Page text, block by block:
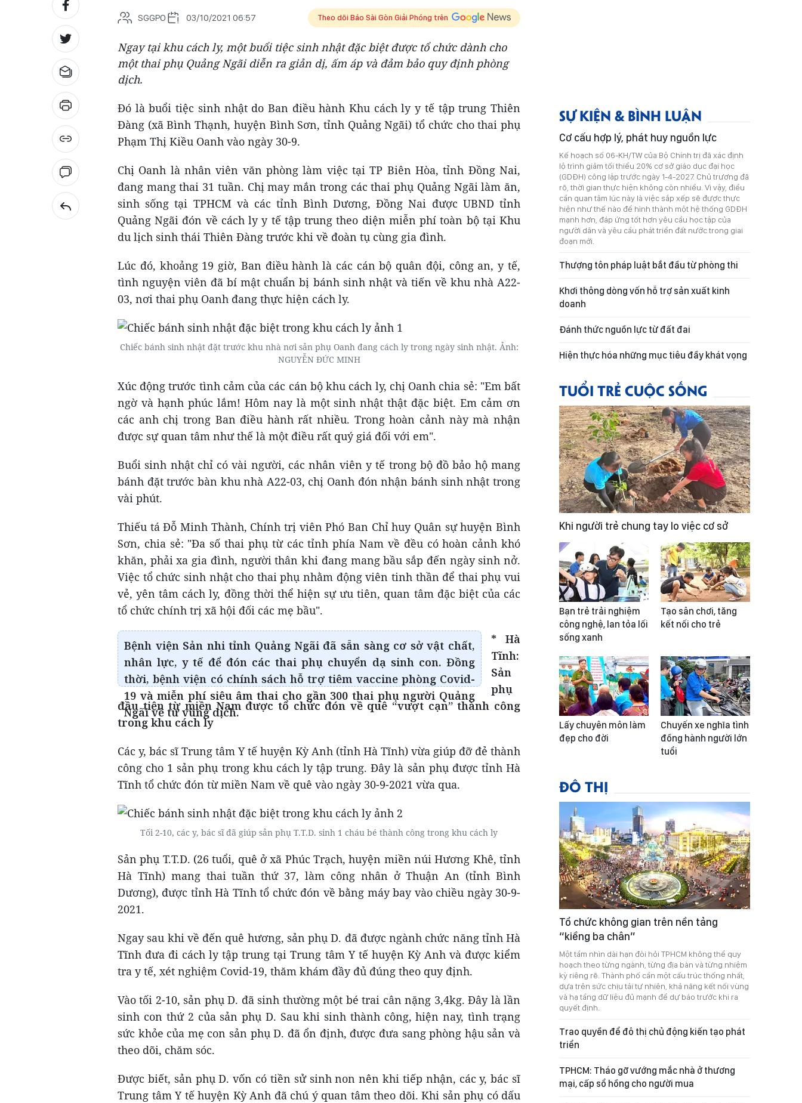
SGGPO 03/10/2021 06:57 Theo dõi Báo Sài Gòn Giải Phóng trên
Ngay tại khu cách ly, một buổi tiệc sinh nhật đặc biệt được tổ chức dành cho
một thai phụ Quảng Ngãi diễn ra giản dị, ấm áp và đảm bảo quy định phòng
dịch.
Đó là buổi tiệc sinh nhật do Ban điều hành Khu cách ly y tế tập trung Thiên
Đàng (xã Bình Thạnh, huyện Bình Sơn, tỉnh Quảng Ngãi) tổ chức cho thai phụ
Phạm Thị Kiều Oanh vào ngày 30-9.
Chị Oanh là nhân viên văn phòng làm việc tại TP Biên Hòa, tỉnh Đồng Nai,
đang mang thai 31 tuần. Chị may mắn trong các thai phụ Quảng Ngãi làm ăn,
sinh sống tại TPHCM và các tỉnh Bình Dương, Đồng Nai được UBND tỉnh
Quảng Ngãi đón về cách ly y tế tập trung theo diện miễn phí toàn bộ tại Khu
du lịch sinh thái Thiên Đàng trước khi về đoàn tụ cùng gia đình.
Lúc đó, khoảng 19 giờ, Ban điều hành là các cán bộ quân đội, công an, y tế,
tình nguyện viên đã bí mật chuẩn bị bánh sinh nhật và tiến về khu nhà A22-
03, nơi thai phụ Oanh đang thực hiện cách ly.
Chiếc bánh sinh nhật đặt trước khu nhà nơi sản phụ Oanh đang cách ly trong ngày sinh nhật. Ảnh:
NGUYỄN ĐỨC MINH
Xúc động trước tình cảm của các cán bộ khu cách ly, chị Oanh chia sẻ: "Em bất
ngờ và hạnh phúc lắm! Hôm nay là một sinh nhật thật đặc biệt. Em cảm ơn
các anh chị trong Ban điều hành rất nhiều. Trong hoàn cảnh này mà nhận
được sự quan tâm như thế là một điều rất quý giá đối với em".
Buổi sinh nhật chỉ có vài người, các nhân viên y tế trong bộ đồ bảo hộ mang
bánh đặt trước bàn khu nhà A22-03, chị Oanh đón nhận bánh sinh nhật trong
vài phút.
Thiếu tá Đỗ Minh Thành, Chính trị viên Phó Ban Chỉ huy Quân sự huyện Bình
Sơn, chia sẻ: "Đa số thai phụ từ các tỉnh phía Nam về đều có hoàn cảnh khó
khăn, phải xa gia đình, người thân khi đang mang bầu sắp đến ngày sinh nở.
Việc tổ chức sinh nhật cho thai phụ nhằm động viên tinh thần để thai phụ vui
vẻ, yên tâm cách ly, đồng thời thể hiện sự ưu tiên, quan tâm đặc biệt của các
tổ chức chính trị xã hội đối các mẹ bầu".
Bệnh viện Sản nhi tỉnh Quảng Ngãi đã sẵn sàng cơ sở vật chất,
nhân lực, y tế để đón các thai phụ chuyển dạ sinh con. Đồng
thời, bệnh viện có chính sách hỗ trợ tiêm vaccine phòng Covid-
19 và miễn phí siêu âm thai cho gần 300 thai phụ người Quảng
Ngãi về từ vùng dịch.
* Hà
Tĩnh:
Sản
phụ
đầu tiên từ miền Nam được tổ chức đón về quê “vượt cạn” thành công
trong khu cách ly
Các y, bác sĩ Trung tâm Y tế huyện Kỳ Anh (tỉnh Hà Tĩnh) vừa giúp đỡ đẻ thành
công cho 1 sản phụ trong khu cách ly tập trung. Đây là sản phụ được tỉnh Hà
Tĩnh tổ chức đón từ miền Nam về quê vào ngày 30-9-2021 vừa qua.
Tối 2-10, các y, bác sĩ đã giúp sản phụ T.T.D. sinh 1 cháu bé thành công trong khu cách ly
Sản phụ T.T.D. (26 tuổi, quê ở xã Phúc Trạch, huyện miền núi Hương Khê, tỉnh
Hà Tĩnh) mang thai tuần thứ 37, làm công nhân ở Thuận An (tỉnh Bình
Dương), được tỉnh Hà Tĩnh tổ chức đón về bằng máy bay vào chiều ngày 30-9-
2021.
Ngay sau khi về đến quê hương, sản phụ D. đã được ngành chức năng tỉnh Hà
Tĩnh đưa đi cách ly tập trung tại Trung tâm Y tế huyện Kỳ Anh và được kiểm
tra y tế, xét nghiệm Covid-19, thăm khám đầy đủ đúng theo quy định.
Vào tối 2-10, sản phụ D. đã sinh thường một bé trai cân nặng 3,4kg. Đây là lần
sinh con thứ 2 của sản phụ D. Sau khi sinh thành công, hiện nay, tình trạng
sức khỏe của mẹ con sản phụ D. đã ổn định, được đưa sang phòng hậu sản và
theo dõi, chăm sóc.
Được biết, sản phụ D. vốn có tiền sử sinh non nên khi tiếp nhận, các y, bác sĩ
Trung tâm Y tế huyện Kỳ Anh đã chú ý quan tâm theo dõi. Khi sản phụ có dấu
SỰ KIỆN & BÌNH LUẬN
Cơ cấu hợp lý, phát huy nguồn lực
Kế hoạch số 06-KH/TW của Bộ Chính trị đã xác định
lộ trình giảm tối thiểu 20% cơ sở giáo dục đại học
(GDĐH) công lập trước ngày 1-4-2027. Chủ trương đã
rõ, thời gian thực hiện không còn nhiều. Vì vậy, điều
cần quan tâm lúc này là việc sắp xếp sẽ được thực
hiện như thế nào để hình thành một hệ thống GDĐH
mạnh hơn, đáp ứng tốt hơn yêu cầu học tập của
người dân và yêu cầu phát triển đất nước trong giai
đoạn mới.
Thượng tôn pháp luật bắt đầu từ phòng thi
Khơi thông dòng vốn hỗ trợ sản xuất kinh
doanh
Đánh thức nguồn lực từ đất đai
Hiện thực hóa những mục tiêu đầy khát vọng
TUỔI TRẺ CUỘC SỐNG
Khi người trẻ chung tay lo việc cơ sở
Bạn trẻ trải nghiệm
công nghệ, lan tỏa lối
sống xanh
Tạo sân chơi, tăng
kết nối cho trẻ
Lấy chuyên môn làm
đẹp cho đời
Chuyến xe nghĩa tình
đồng hành người lớn
tuổi
ĐÔ THỊ
Tổ chức không gian trên nền tảng
“kiềng ba chân”
Một tầm nhìn dài hạn đòi hỏi TPHCM không thể quy
hoạch theo từng ngành, từng địa bàn và từng nhiệm
kỳ riêng rẽ. Thành phố cần một cấu trúc thống nhất,
dựa trên sức chịu tải tự nhiên, khả năng kết nối vùng
và hạ tầng dữ liệu đủ mạnh để dự báo trước khi ra
quyết định.
Trao quyền để đô thị chủ động kiến tạo phát
triển
TPHCM: Tháo gỡ vướng mắc nhà ở thương
mại, cấp sổ hồng cho người mua